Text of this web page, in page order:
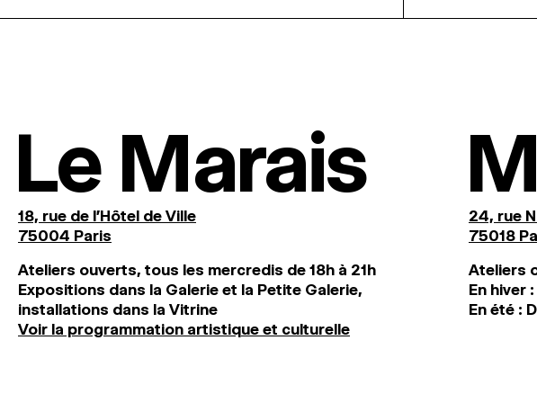
Le Marais
18, rue de l'Hôtel de Ville
75004 Paris
Ateliers ouverts, tous les mercredis de 18h à 21h
Expositions dans la Galerie et la Petite Galerie,
installations dans la Vitrine
Voir la programmation artistique et culturelle
24, rue
75018
Ateliers
En hiver
En été :